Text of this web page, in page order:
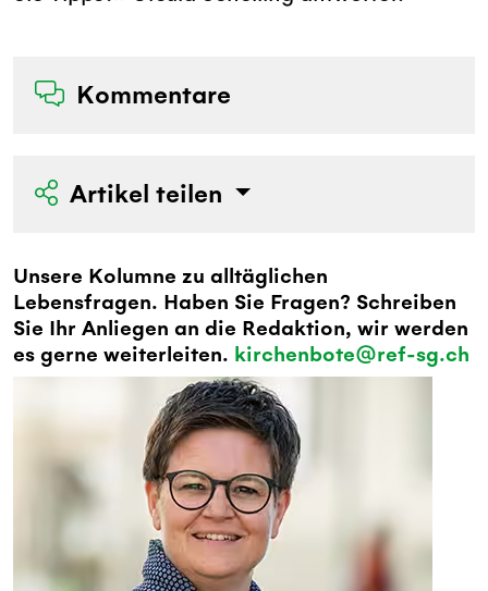
Kommentare
Artikel teilen
Unsere Kolumne zu alltäglichen
Lebensfragen. Haben Sie Fragen? Schreiben
Sie Ihr Anliegen an die Redaktion, wir werden
es gerne weiterleiten. kirchenbote@ref-sg.ch